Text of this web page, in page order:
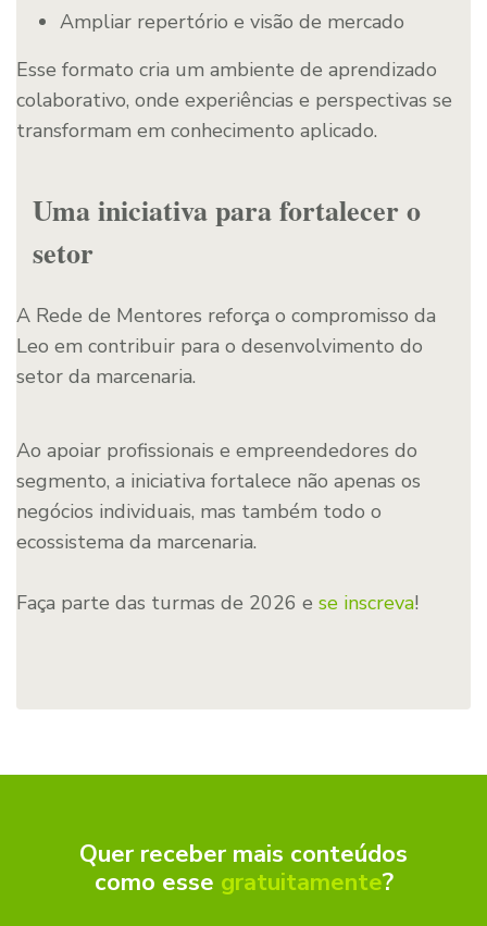
Ampliar repertório e visão de mercado
Esse formato cria um ambiente de aprendizado
colaborativo, onde experiências e perspectivas se
transformam em conhecimento aplicado.
Uma iniciativa para fortalecer o
setor
A Rede de Mentores reforça o compromisso da
Leo em contribuir para o desenvolvimento do
setor da marcenaria.
Ao apoiar profissionais e empreendedores do
segmento, a iniciativa fortalece não apenas os
negócios individuais, mas também todo o
ecossistema da marcenaria.
Faça parte das turmas de 2026 e se inscreva!
Quer receber mais conteúdos
como esse gratuitamente?